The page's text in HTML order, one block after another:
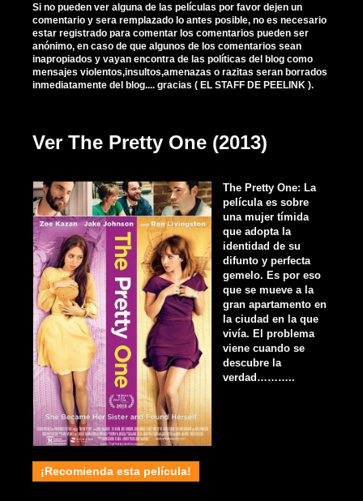
Si no pueden ver alguna de las películas por favor dejen un
comentario y sera remplazado lo antes posible, no es necesario
estar registrado para comentar los comentarios pueden ser
anónimo, en caso de que algunos de los comentarios sean
inapropiados y vayan encontra de las políticas del blog como
mensajes violentos,insultos,amenazas o razitas seran borrados
inmediatamente del blog.... gracias ( EL STAFF DE PEELINK ).
Ver The Pretty One (2013)
The Pretty One: La
película es sobre
una mujer tímida
que adopta la
identidad de su
difunto y perfecta
gemelo. Es por eso
que se mueve a la
gran apartamento en
la ciudad en la que
vivía. El problema
viene cuando se
descubre la
verdad………..
¡Recomienda esta película!